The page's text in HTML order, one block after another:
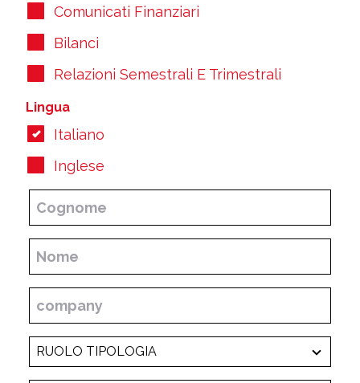
Comunicati Finanziari
Bilanci
Relazioni Semestrali E Trimestrali
Lingua
Italiano
Inglese